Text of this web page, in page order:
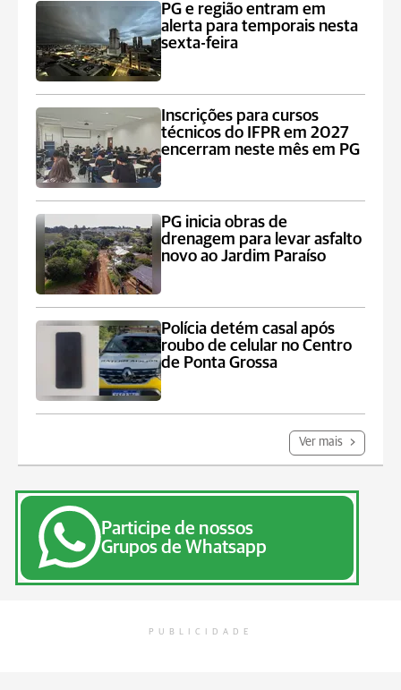
PG e região entram em
alerta para temporais nesta
sexta-feira
Inscrições para cursos
técnicos do IFPR em 2027
encerram neste mês em PG
PG inicia obras de
drenagem para levar asfalto
novo ao Jardim Paraíso
Polícia detém casal após
roubo de celular no Centro
de Ponta Grossa
Ver mais
Participe de nossos
Grupos de Whatsapp
PUBLICIDADE